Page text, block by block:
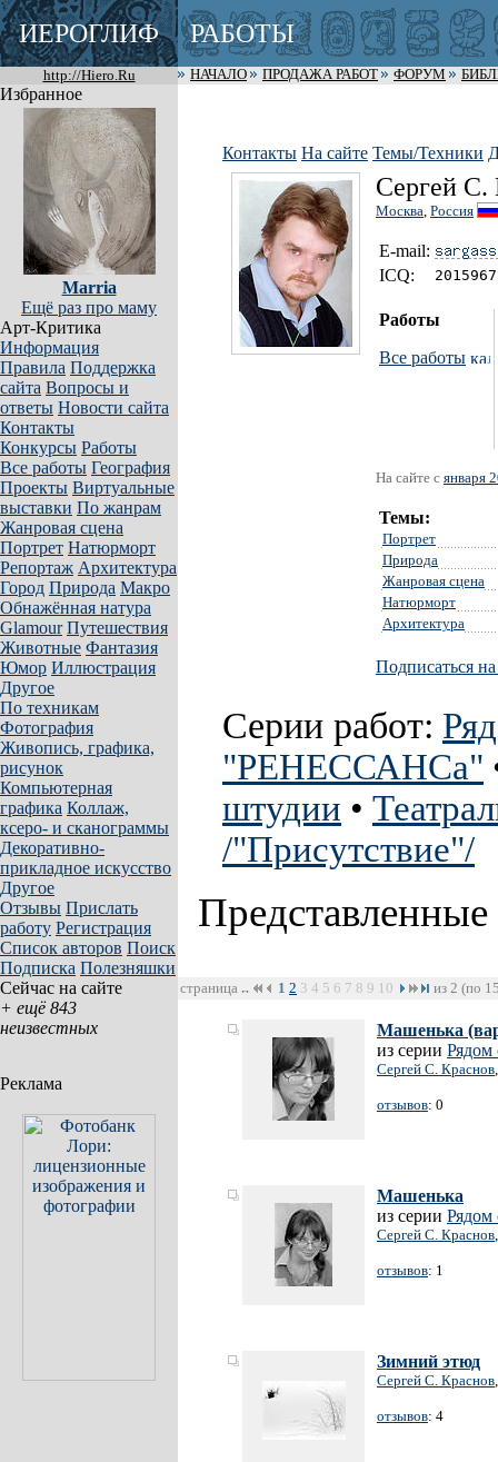
ИЕРОГЛИФ РАБОТЫ
http://Hiero.Ru НАЧАЛО ПРОДАЖА РАБОТ ФОРУМ
Избранное
Marria
Ещё раз про маму
Арт-Критика
Информация
Правила Поддержка
сайта Вопросы и
ответы Новости сайта
Контакты
Конкурсы Работы
Все работы География
Проекты Виртуальные
выставки По жанрам
Жанровая сцена
Портрет Натюрморт
Репортаж Архитектура
Город Природа Макро
Обнажённая натура
Glamour Путешествия
Животные Фантазия
Юмор Иллюстрация
Другое
По техникам
Фотография
Живопись, графика,
рисунок
Компьютерная
графика Коллаж,
ксеро- и сканограммы
Декоративно-
прикладное искусство
Другое
Отзывы Прислать
работу Регистрация
Список авторов Поиск
Подписка Полезняшки
Сейчас на сайте
+ ещё 843
неизвестных
Реклама
Контакты На сайте Темы/Техники
Сергей С.
Москва, Россия
E-mail:
ICQ:
Работы
Все работы
На сайте с января
Темы:
Портрет
Природа
Жанровая сцена
Натюрморт
Архитектура
Подписаться
Серии работ:
"РЕНЕССАНСа"
штудии •
/"Присутствие"/
страница 1 2 3 4 5 6 7 8 9 10 из 2 (по
Машенька
из серии
Сергей С. Краснов
отзывов: 0
Машенька
из серии
Сергей С. Краснов
отзывов: 1
Зимний этюд
Сергей С. Краснов
отзывов: 4